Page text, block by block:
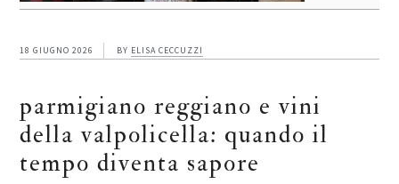
18 GIUGNO 2026 BY ELISA CECCUZZI
parmigiano reggiano e vini
della valpolicella: quando il
tempo diventa sapore